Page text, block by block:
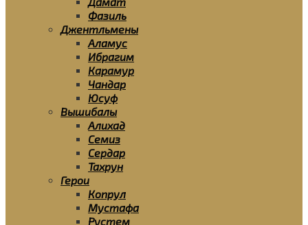
Фазиль
Джентльмены
Аламус
Ибрагим
Карамур
Чандар
Юсуф
Вышибалы
Алихад
Семиз
Сердар
Тахрун
Герои
Копрул
Мустафа
Рустем